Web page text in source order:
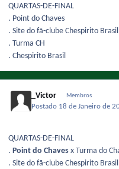
QUARTAS-DE-FINAL
. Point do Chaves
. Site do fã-clube Chespirito Brasil
. Turma CH
. Chespirito Brasil
_Victor Membros
Postado 18 de Janeiro de
QUARTAS-DE-FINAL
. Point do Chaves x Turma do
. Site do fã-clube Chespirito